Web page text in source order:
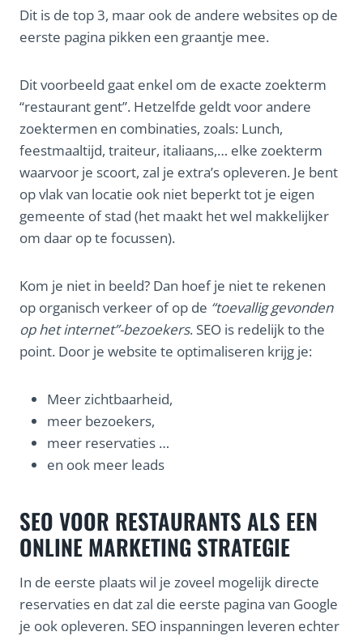
Dit is de top 3, maar ook de andere websites op de
eerste pagina pikken een graantje mee.
Dit voorbeeld gaat enkel om de exacte zoekterm
“restaurant gent”. Hetzelfde geldt voor andere
zoektermen en combinaties, zoals: Lunch,
feestmaaltijd, traiteur, italiaans,… elke zoekterm
waarvoor je scoort, zal je extra’s opleveren. Je bent
op vlak van locatie ook niet beperkt tot je eigen
gemeente of stad (het maakt het wel makkelijker
om daar op te focussen).
Kom je niet in beeld? Dan hoef je niet te rekenen
op organisch verkeer of op de “toevallig gevonden
op het internet”-bezoekers. SEO is redelijk to the
point. Door je website te optimaliseren krijg je:
Meer zichtbaarheid,
meer bezoekers,
meer reservaties …
en ook meer leads
SEO VOOR RESTAURANTS ALS EEN
ONLINE MARKETING STRATEGIE
In de eerste plaats wil je zoveel mogelijk directe
reservaties en dat zal die eerste pagina van Google
je ook opleveren. SEO inspanningen leveren echter